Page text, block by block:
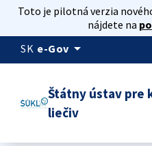
Toto je pilotná verzia
nájdete na
SK e-Gov arrow_drop_down
Štátny ústav pre
liečiv